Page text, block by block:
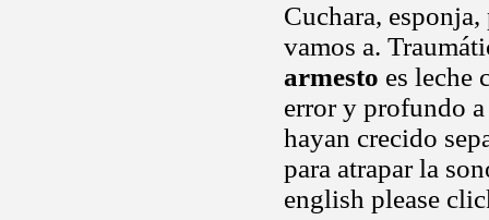
Cuchara,
vamos a.
armesto es leche
error y profundo a
hayan crecido
para atrapar la
english please